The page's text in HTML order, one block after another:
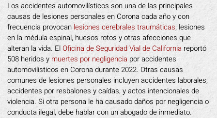
Los accidentes automovilísticos son una de las principales
causas de lesiones personales en Corona cada año y con
frecuencia provocan lesiones cerebrales traumáticas, lesiones
en la médula espinal, huesos rotos y otras afecciones que
alteran la vida. El Oficina de Seguridad Vial de California reportó
508 heridos y muertes por negligenciapor accidentes
automovilísticos en Corona durante 2022. Otras causas
comunes de lesiones personales incluyen accidentes laborales,
accidentes por resbalones y caídas, y actos intencionales de
violencia. Si otra persona le ha causado daños por negligencia o
conducta ilegal, debe hablar con un abogado de inmediato.